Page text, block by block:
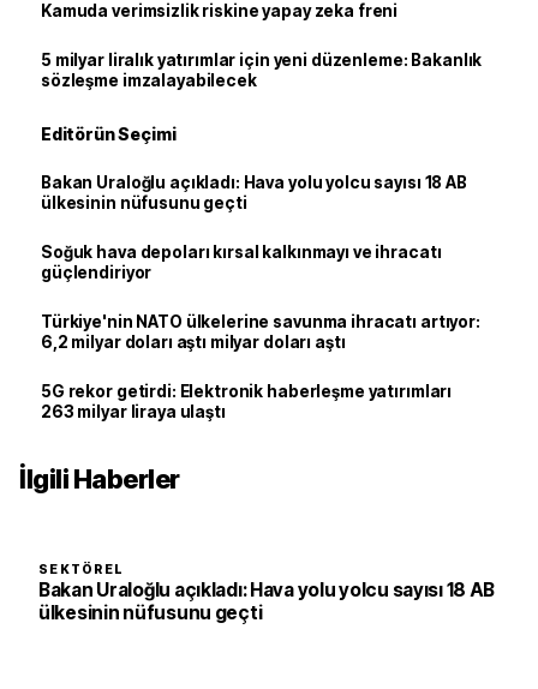
Kamuda verimsizlik riskine yapay zeka freni
5 milyar liralık yatırımlar için yeni düzenleme: Bakanlık
sözleşme imzalayabilecek
Editörün Seçimi
Bakan Uraloğlu açıkladı: Hava yolu yolcu sayısı 18 AB
ülkesinin nüfusunu geçti
Soğuk hava depoları kırsal kalkınmayı ve ihracatı
güçlendiriyor
Türkiye'nin NATO ülkelerine savunma ihracatı artıyor:
6,2 milyar doları aştı milyar doları aştı
5G rekor getirdi: Elektronik haberleşme yatırımları
263 milyar liraya ulaştı
İlgili Haberler
SEKTÖREL
Bakan Uraloğlu açıkladı: Hava yolu yolcu sayısı 18 AB
ülkesinin nüfusunu geçti